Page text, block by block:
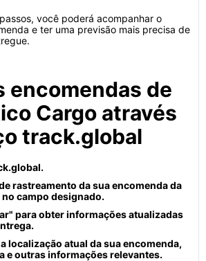
você poderá acompanhar o
e ter uma previsão mais precisa de
encomendas de
Cargo através
track.global
rastreamento da sua encomenda da
campo designado.
para obter informações atualizadas
localização atual da sua encomenda,
e outras informações relevantes.